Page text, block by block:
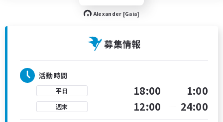
Alexander [Gaia]
募集情報
活動時間
平日 18:00 1:00
週末 12:00 24:00